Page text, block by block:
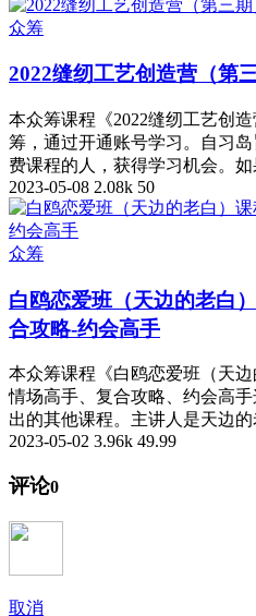
众筹
2022缝纫工艺创造营（第三
本众筹课程《2022缝纫工艺创
筹，通过开通账号学习。自习
费课程的人，获得学习机会。
2023-05-08 2.08k 50
众筹
白鸥恋爱班（天边的老白
合攻略-约会高手
本众筹课程《白鸥恋爱班（天
情场高手、复合攻略、约会高
出的其他课程。主讲人是天边
2023-05-02 3.96k 49.99
评论0
取消